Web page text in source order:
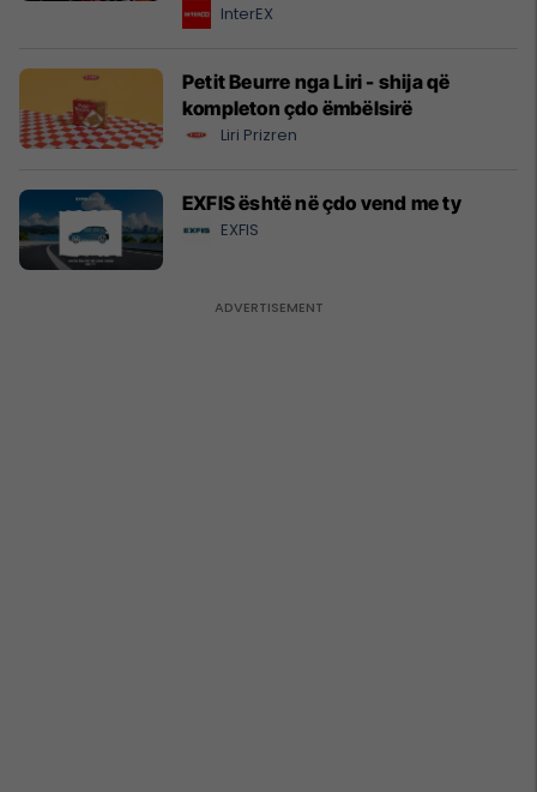
InterEX
Petit Beurre nga Liri - shija që
kompleton çdo ëmbëlsirë
Liri Prizren
EXFIS është në çdo vend me ty
EXFIS